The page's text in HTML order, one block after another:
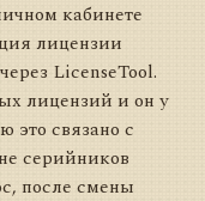
кабинете
лицензии
LicenseTool.
лицензий и он у
это связано с
серийников
после смены